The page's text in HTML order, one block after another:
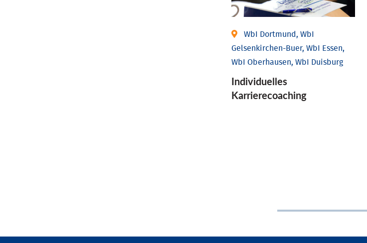
WbI Dortmund, WbI
Gelsenkirchen-Buer, WbI Essen,
WbI Oberhausen, WbI Duisburg
Individu­elles
Karrierecoaching